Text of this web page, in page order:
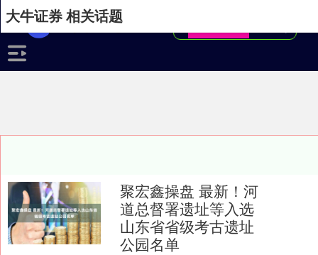
大牛证券 相关话题
聚宏鑫操盘 最新！河
道总督署遗址等入选
山东省省级考古遗址
公园名单